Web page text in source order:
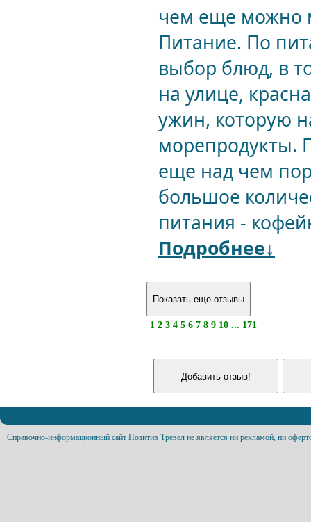
чем еще можно
Питание. По
выбор блюд, в
на улице,
ужин, которую
морепродукты.
еще над чем
большое
питания -
Подробнее↓
1 2 3 4 5 6 7 8 9 10 ... 171
Справочно-информационный сайт Позитив Тревел не является ни рекламой, ни